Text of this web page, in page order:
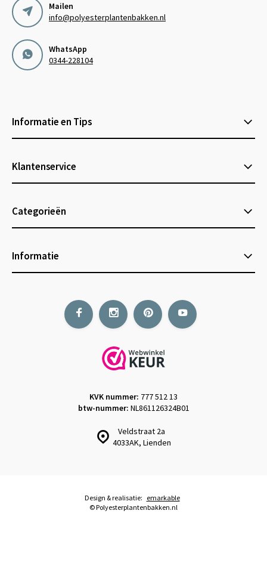
Mailen
info@polyesterplantenbakken.nl
WhatsApp
0344-228104
Informatie en Tips
Klantenservice
Categorieën
Informatie
Veldstraat 2a
4033AK, Lienden
KVK nummer: 777 512 13
btw-nummer: NL861126324B01
© Polyesterplantenbakken.nl
Design & realisatie: emarkable